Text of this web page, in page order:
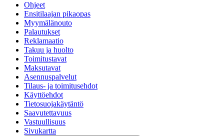
Ohjeet
Ensitilaajan pikaopas
Myymälänouto
Palautukset
Reklamaatio
Takuu ja huolto
Toimitustavat
Maksutavat
Asennuspalvelut
Tilaus- ja toimitusehdot
Käyttöehdot
Tietosuojakäytäntö
Saavutettavuus
Vastuullisuus
Sivukartta